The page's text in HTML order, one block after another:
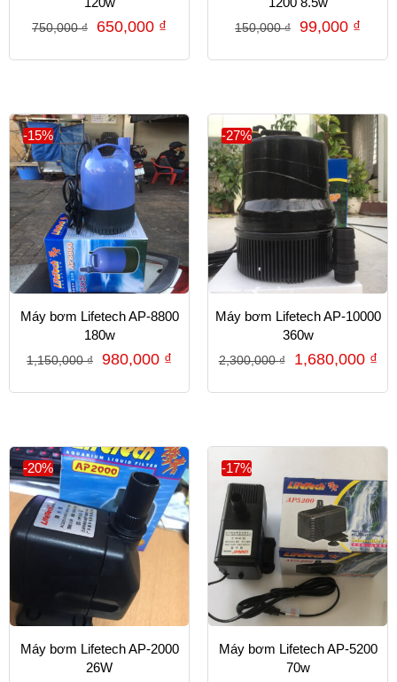
750,000₫ 650,000 ₫ 150,000₫ 99,000 ₫
-15%
Máy bơm Lifetech AP-8800
180w
1,150,000₫ 980,000 ₫
-27%
Máy bơm Lifetech AP-10000
360w
2,300,000₫ 1,680,000 ₫
-20%
Máy bơm Lifetech AP-2000
26W
-17%
Máy bơm Lifetech AP-5200
70w